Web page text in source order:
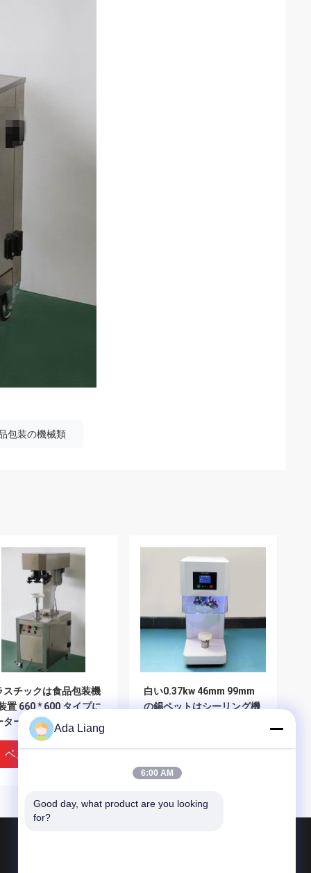
包装の機械類
スチックは食品包装機
置 660 * 600 タイプに
ターを備える*
ことができます
ベストプライス
白い0.37kw 46mm 99mm
の錫ペットはシーリング機
Ada Liang
6:00 AM
Good day, what product are you looking
for?